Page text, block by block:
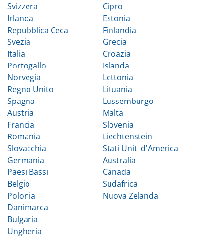
Svizzera
Irlanda
Repubblica Ceca
Svezia
Italia
Portogallo
Norvegia
Regno Unito
Spagna
Austria
Francia
Romania
Slovacchia
Germania
Paesi Bassi
Belgio
Polonia
Danimarca
Bulgaria
Ungheria
Cipro
Estonia
Finlandia
Grecia
Croazia
Islanda
Lettonia
Lituania
Lussemburgo
Malta
Slovenia
Liechtenstein
Stati Uniti d'America
Australia
Canada
Sudafrica
Nuova Zelanda